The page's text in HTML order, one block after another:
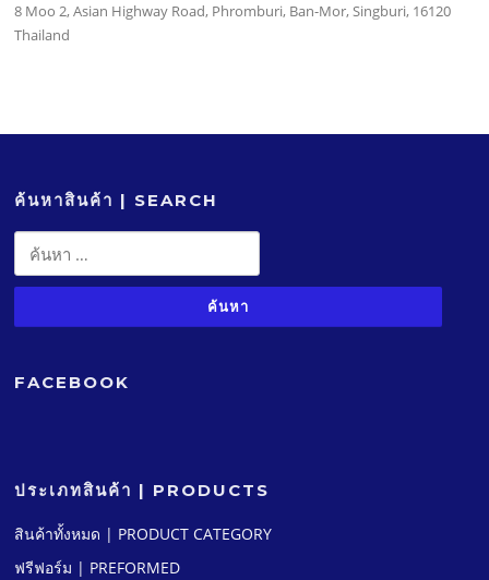
8 Moo 2, Asian Highway Road, Phromburi, Ban-Mor, Singburi, 16120
Thailand
ค้นหาสินค้า | SEARCH
ค้นหา
สำหรับ:
FACEBOOK
ประเภทสินค้า | PRODUCTS
สินค้าทั้งหมด | PRODUCT CATEGORY
ฟรีฟอร์ม | PREFORMED